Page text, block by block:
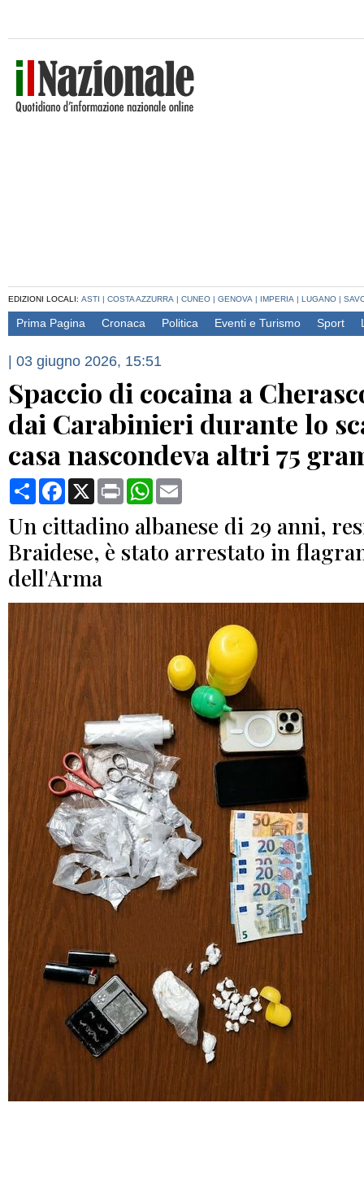
EDIZIONI LOCALI: ASTI | COSTA AZZURRA | CUNEO | GENOVA | IMPERIA | LUGANO |
Prima Pagina Cronaca Politica Eventi e Turismo Sport
| 03 giugno 2026, 15:51
Spaccio di cocaina a
dai Carabinieri durante lo
casa nascondeva altri 75
CondividiFacebook
X Print WhatsApp
Un cittadino albanese di 29 anni,
Braidese, è stato arrestato in
dell'Arma